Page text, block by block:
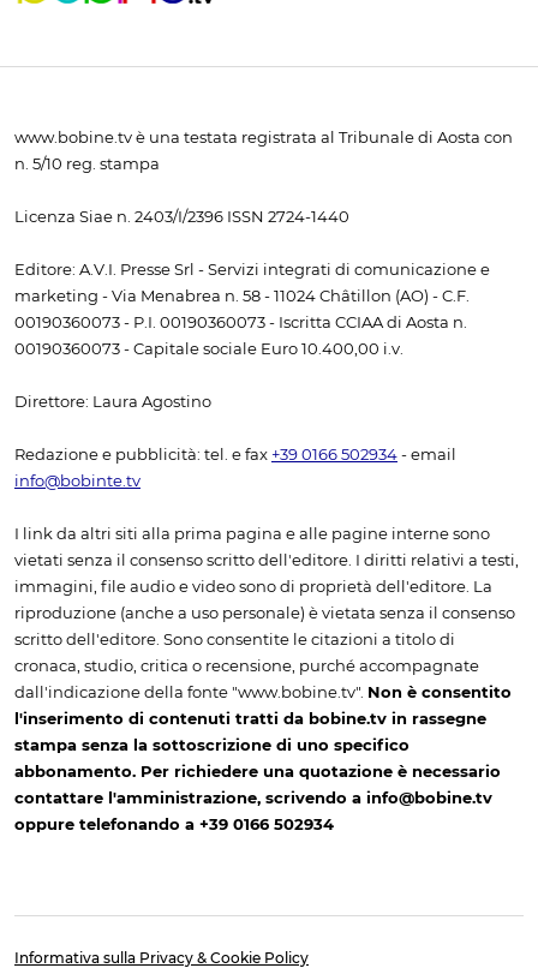
www.bobine.tv è una testata registrata al Tribunale di Aosta con
n. 5/10 reg. stampa
Licenza Siae n. 2403/I/2396 ISSN 2724-1440
Editore: A.V.I. Presse Srl - Servizi integrati di comunicazione e
marketing - Via Menabrea n. 58 - 11024 Châtillon (AO) - C.F.
00190360073 - P.I. 00190360073 - Iscritta CCIAA di Aosta n.
00190360073 - Capitale sociale Euro 10.400,00 i.v.
Direttore: Laura Agostino
Redazione e pubblicità: tel. e fax +39 0166 502934 - email
info@bobinte.tv
I link da altri siti alla prima pagina e alle pagine interne sono
vietati senza il consenso scritto dell'editore. I diritti relativi a testi,
immagini, file audio e video sono di proprietà dell'editore. La
riproduzione (anche a uso personale) è vietata senza il consenso
scritto dell'editore. Sono consentite le citazioni a titolo di
cronaca, studio, critica o recensione, purché accompagnate
dall'indicazione della fonte "www.bobine.tv". Non è consentito
l'inserimento di contenuti tratti da bobine.tv in rassegne
stampa senza la sottoscrizione di uno specifico
abbonamento. Per richiedere una quotazione è necessario
contattare l'amministrazione, scrivendo a info@bobine.tv
oppure telefonando a +39 0166 502934
Informativa sulla Privacy & Cookie Policy